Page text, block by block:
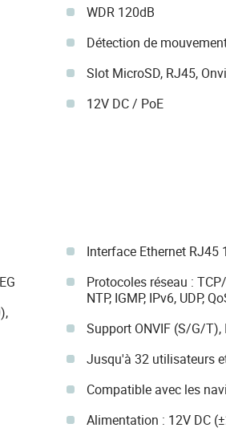
WDR 120dB
Détection de
Slot MicroSD, RJ45,
12V DC / PoE
Interface Ethernet
Protocoles réseau : TCP/
NTP, IGMP, IPv6, UDP,
Support ONVIF (S/G/T),
Jusqu'à 32 utilisateurs
Compatible avec les
Alimentation : 12V DC